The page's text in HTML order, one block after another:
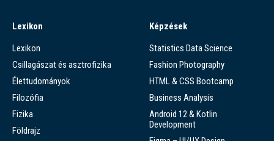
Lexikon
Lexikon
Csillagászat és asztrofizika
Élettudományok
Filozófia
Fizika
Földrajz
Képzések
Statistics Data Science
Fashion Photography
HTML & CSS Bootcamp
Business Analysis
Android 12 & Kotlin
Development